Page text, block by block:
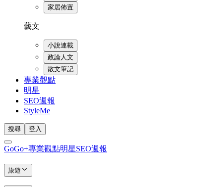
家居佈置
藝文
小說連載
政論人文
散文筆記
專業觀點
明星
SEO週報
StyleMe
搜尋 登入
GoGo+專業觀點明星SEO週報
旅遊